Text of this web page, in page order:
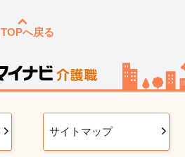
TOPへ戻る
サイトマップ